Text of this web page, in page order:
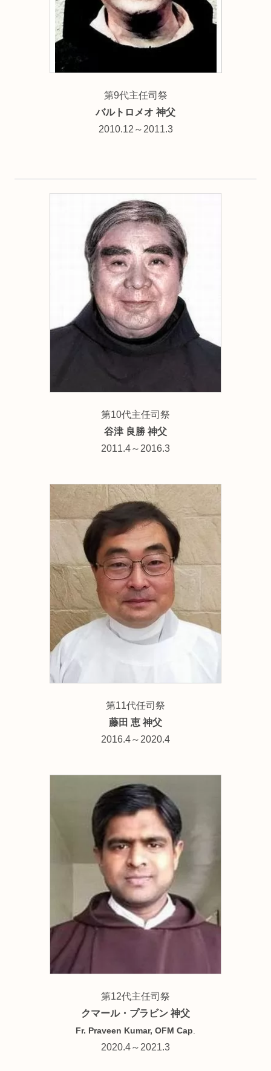
第9代主任司祭
バルトロメオ 神父
2010.12～2011.3
第10代主任司祭
谷津 良勝 神父
2011.4～2016.3
第11代任司祭
藤田 恵 神父
2016.4～2020.4
第12代主任司祭
クマール・プラビン 神父
Fr. Praveen Kumar, OFM Cap
2020.4～2021.3